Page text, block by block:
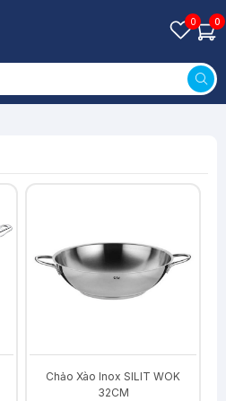
0 0
Chảo Xào Inox SILIT WOK
32CM